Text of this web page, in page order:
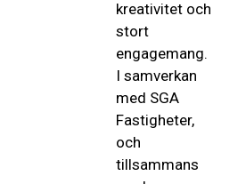
kreativitet och
stort
engagemang.
I samverkan
med SGA
Fastigheter,
och
tillsammans